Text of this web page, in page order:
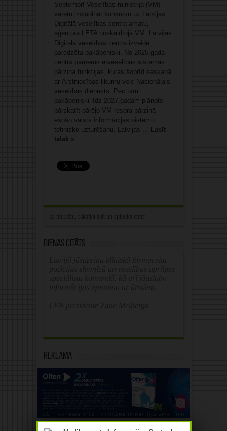
Septembrī Veselības ministrija (VM)
varētu izsludināt konkursu uz Latvijas
Digitālā veselības centra amatu,
aģentūra LETA noskaidroja VM. Latvijas
Digitālā veselības centra izveide
paredzēta pakāpeniski. No 2025.gada
centrs pārņems e-veselības sistēmas
pārziņa funkcijas, kuras šobrīd saskaņā
ar Ārstniecības likumu veic Nacionālais
veselības dienests. Pēc tam
pakāpeniski līdz 2027.gadam plānots
pārskatīt pārējo VM resora pārziņā
esošo valsts informācijas sistēmu
tehnisko uzturēšanu. Latvijas ... Lasīt
tālāk »
Dienas citāts
Reklāma